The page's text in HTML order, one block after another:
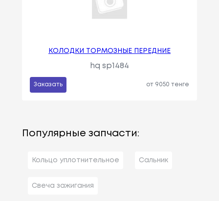
КОЛОДКИ ТОРМОЗНЫЕ ПЕРЕДНИЕ
hq sp1484
Заказать от 9050 тенге
Популярные запчасти:
Кольцо уплотнительное Сальник
Свеча зажигания